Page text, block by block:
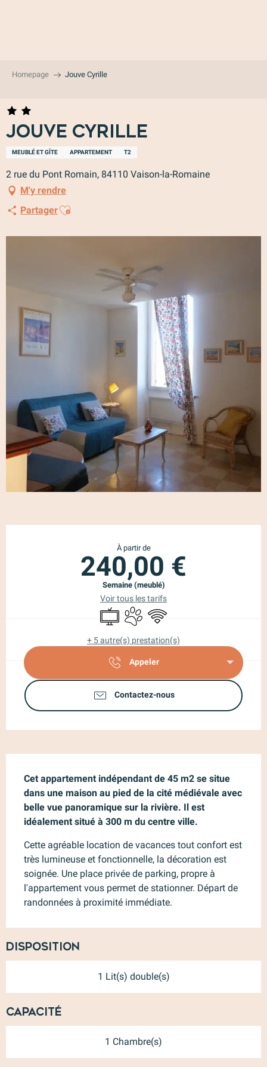
Homepage Jouve Cyrille
Jouve Cyrille
MEUBLÉ ET GÎTE APPARTEMENT T2
2 rue du Pont Romain, 84110 Vaison-la-Romaine
M'y rendre
PartagerAjouter aux favoris
À partir de
240,00 €
Semaine (meublé)
Voir tous les tarifs
TélévisionAnimaux acceptés
WiFi
+ 5 autre(s) prestation(s)
Appeler
Contactez-nous
Cet appartement indépendant de 45 m2 se situe
dans une maison au pied de la cité médiévale avec
belle vue panoramique sur la rivière. Il est
idéalement situé à 300 m du centre ville.
Cette agréable location de vacances tout confort est
très lumineuse et fonctionnelle, la décoration est
soignée. Une place privée de parking, propre à
l'appartement vous permet de stationner. Départ de
randonnées à proximité immédiate.
Disposition
1 Lit(s) double(s)
Capacité
1 Chambre(s)